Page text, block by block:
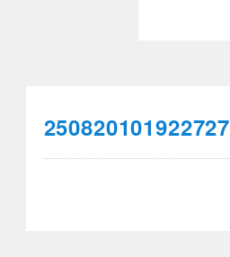
250820101922727